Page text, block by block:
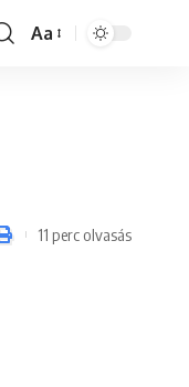
Font
Aa
11 perc olvasás